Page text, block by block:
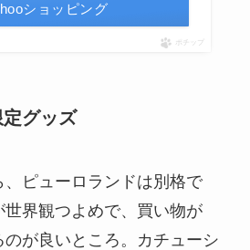
ショッピング
ポチップ
グッズ
、ピューロランドは別格で
界観つよめで、買い物が
のが良いところ。カチューシ